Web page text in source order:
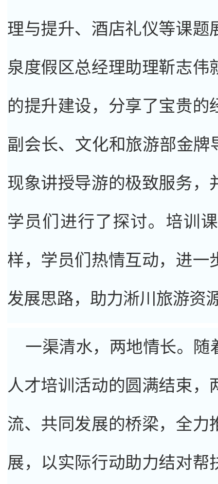
理与提升、酒店礼仪等课题
泉度假区总经理助理靳志伟
的提升建设，分享了宝贵
副会长、文化和旅游部金牌
现象讲授导游的极致服务，
学员们进行了探讨。培训
样，学员们热情互动，进一
发展思路，助力淅川旅游资
一渠清水，两地情长。随
人才培训活动的圆满结束
流、共同发展的桥梁，全力
展，以实际行动助力结对帮